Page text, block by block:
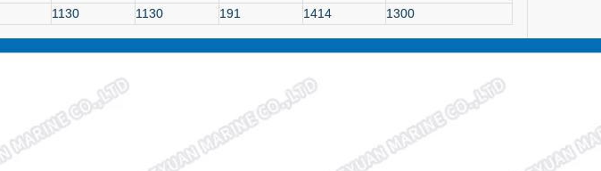
1130 1130 191 1414 1300